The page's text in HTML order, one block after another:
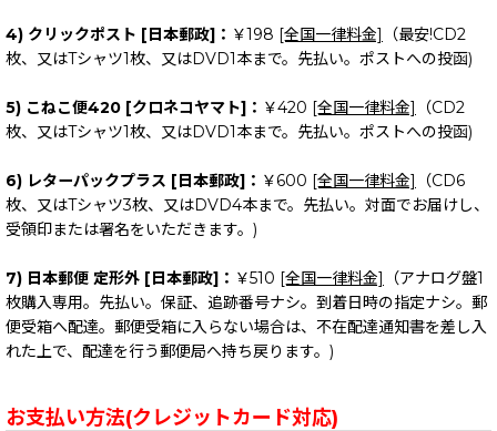
4) クリックポスト [日本郵政]： ￥198 [全国一律料金]
（最安!CD2
枚、又はTシャツ1枚、又はDVD1本まで。先払い。ポストへの投函)
5) こねこ便420 [クロネコヤマト]： ￥420 [全国一律料金]
（CD2
枚、又はTシャツ1枚、又はDVD1本まで。先払い。ポストへの投函)
6) レターパックプラス [日本郵政]： ￥600 [全国一律料金]
（CD6
枚、又はTシャツ3枚、又はDVD4本まで。先払い。対面でお届けし、
受領印または署名をいただきます。)
7) 日本郵便 定形外 [日本郵政]： ￥510 [全国一律料金]
（アナログ盤1
枚購入専用。先払い。保証、追跡番号ナシ。到着日時の指定ナシ。郵
便受箱へ配達。郵便受箱に入らない場合は、不在配達通知書を差し入
れた上で、配達を行う郵便局へ持ち戻ります。)
お支払い方法(クレジットカード対応)